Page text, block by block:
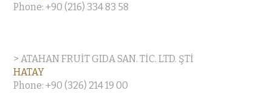
Phone: +90 (216) 334 83 58
> ATAHAN FRUİT GIDA SAN. TİC. LTD. ŞTİ
HATAY
Phone: +90 (326) 214 19 00